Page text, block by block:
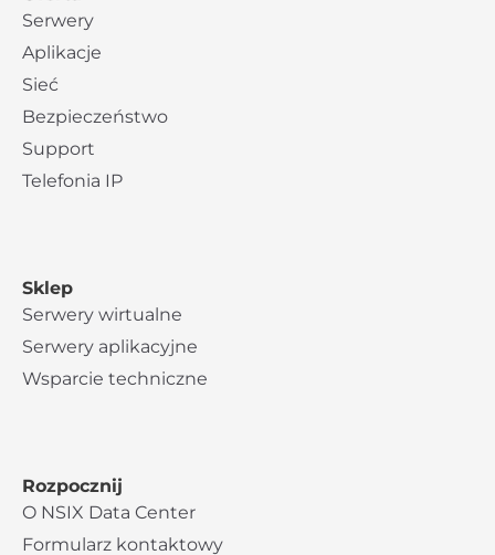
Serwery
Aplikacje
Sieć
Bezpieczeństwo
Support
Telefonia IP
Sklep
Serwery wirtualne
Serwery aplikacyjne
Wsparcie techniczne
Rozpocznij
O NSIX Data Center
Formularz kontaktowy